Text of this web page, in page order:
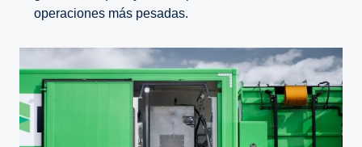
operaciones más pesadas.